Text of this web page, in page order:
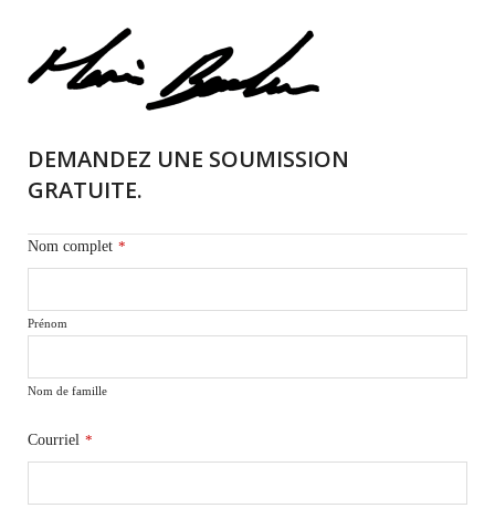
DEMANDEZ UNE SOUMISSION
GRATUITE.
Nom complet *
Prénom
Nom de famille
Courriel *